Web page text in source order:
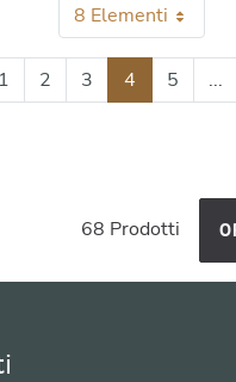
8 ElementiPer pagina
Pagina
1 Pagina
2 Pagina
3 Pagina
4 Pagina
5 ...
68 Prodotti